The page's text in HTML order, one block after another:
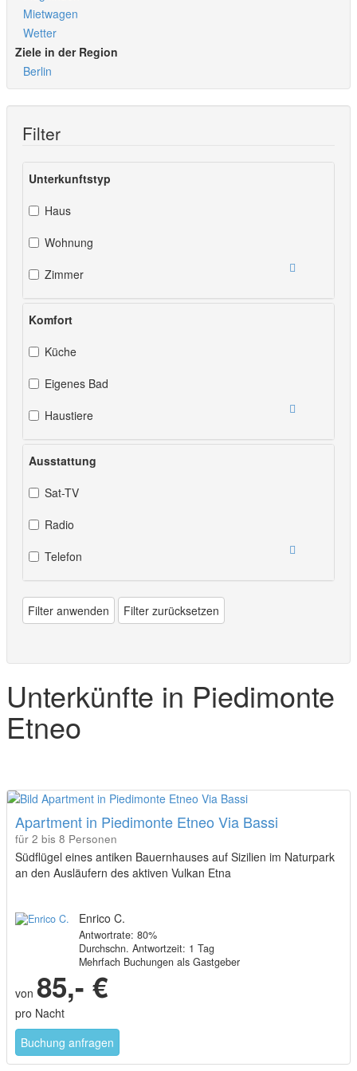
Mietwagen
Wetter
Ziele in der Region
Berlin
Filter
Unterkunftstyp
Haus
Wohnung
Zimmer
Komfort
Küche
Eigenes Bad
Haustiere
Ausstattung
Sat-TV
Radio
Telefon
Filter anwenden Filter zurücksetzen
Unterkünfte in Piedimonte
Etneo
Apartment in Piedimonte Etneo Via Bassi
für 2 bis 8 Personen
Südflügel eines antiken Bauernhauses auf Sizilien im Naturpark
an den Ausläufern des aktiven Vulkan Etna
Enrico C.
Antwortrate: 80%
Durchschn. Antwortzeit: 1 Tag
Mehrfach Buchungen als Gastgeber
von 85,- €
pro Nacht
Buchung anfragen